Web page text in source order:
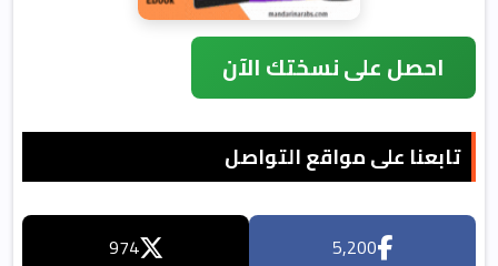
احصل على نسختك الآن
تابعنا على مواقع التواصل
5,200
974